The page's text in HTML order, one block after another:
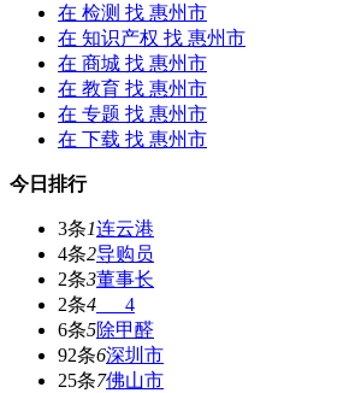
在 检测 找 惠州市
在 知识产权 找 惠州市
在 商城 找 惠州市
在 教育 找 惠州市
在 专题 找 惠州市
在 下载 找 惠州市
今日排行
3条1连云港
4条2导购员
2条3董事长
2条4 ___4
6条5除甲醛
92条6深圳市
25条7佛山市